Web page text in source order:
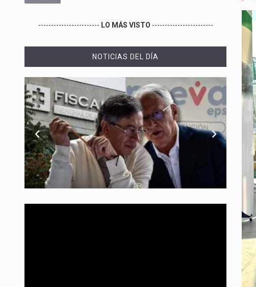
------------------------ LO MÁS VISTO ------------------------
NOTICIAS DEL DÍA